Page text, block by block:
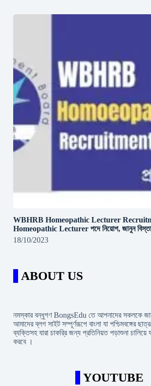
WBHRB Homeopathic Lecturer
Homeopathic Lecturer পদে নিয়োগ, জানুন
18/10/2023
ABOUT US
নমস্কার বন্ধুগণ BongsEdu তে আপনাদের সকলকে
আমাদের ব্লগ সাইট সম্পূর্ণরূপে বাংলা যা পশ্চিমবঙ্গের
ব্যক্তিসহ যারা চাকরি্র জন্য প্রতিনিয়ত পড়াশুনা চালিয়ে
করবে ।
YOUTUBE